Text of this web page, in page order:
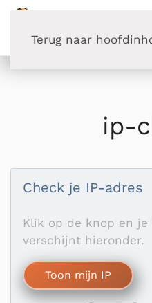
Terug naar
ip-
Check je IP-adres
Klik op de knop en je
verschijnt hieronder.
Toon mijn IP